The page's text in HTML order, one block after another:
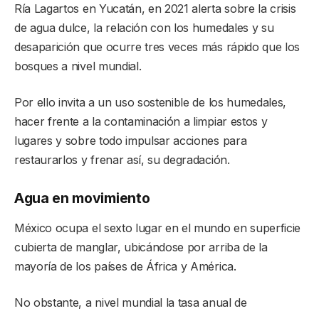
Ría Lagartos en Yucatán, en 2021 alerta sobre la crisis
de agua dulce, la relación con los humedales y su
desaparición que ocurre tres veces más rápido que los
bosques a nivel mundial.
Por ello invita a un uso sostenible de los humedales,
hacer frente a la contaminación a limpiar estos y
lugares y sobre todo impulsar acciones para
restaurarlos y frenar así, su degradación.
Agua en movimiento
México ocupa el sexto lugar en el mundo en superficie
cubierta de manglar, ubicándose por arriba de la
mayoría de los países de África y América.
No obstante, a nivel mundial la tasa anual de